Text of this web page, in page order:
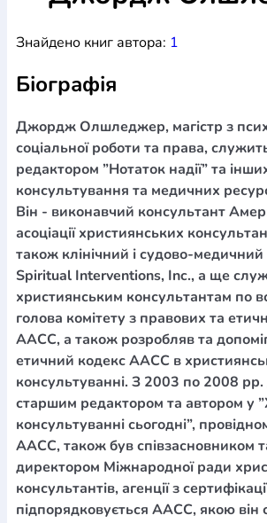
Богослов`я Шлюб і сім`я
Юдаїзм
ПеріодикаАудіо Ручки кулькові
БлокнотиЩоденники / щотижневики
Навчальні мапиШкіряні вироби
виробиМіні-лампи Наклейки
подарунковіПлакатиПластмасові
Подарункові карткиРозвиваючі ігри
Зошити
Фотокартини Чохли на Библії
Календарі Канцелярскі товари
ЛистівкиСувенирна продукція
Книга в комплекті
За додатковою інформацією
(097) 880-6379
Ми у Facebook
Знайдено книг автора: 1
Біографія
Джордж Олшледжер, магістр з
соціальної роботи та права,
редактором ”Нотаток надії” та
консультування та медичних
Він - виконавчий консультант
асоціації християнських
також клінічний і судово-
Spiritual Interventions, Inc., а ще
християнським консультантам по
голова комітету з правових та
ААСС, а також розробляв та
етичний кодекс ААСС в
консультуванні. З 2003 по 2008
старшим редактором та автором у
консультуванні сьогодні”,
ААСС, також був співзасновником
директором Міжнародної ради
консультантів, агенції з
підпорядковується ААСС, якою він